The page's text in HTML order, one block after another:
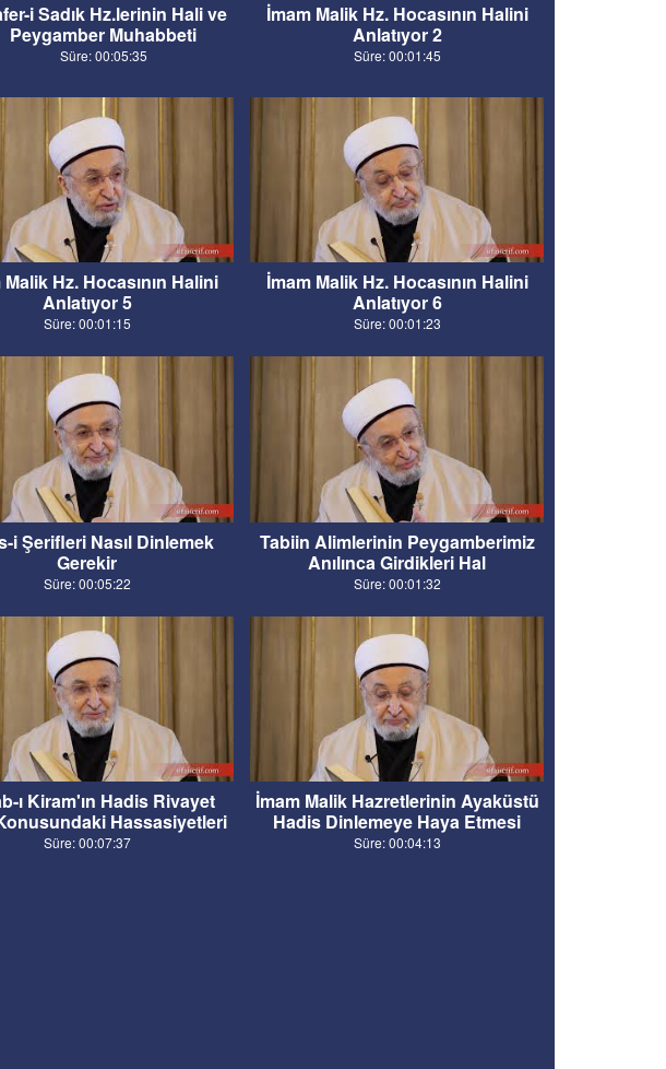
i Sadık Hz.lerinin Hali ve
Peygamber Muhabbeti
Süre: 00:05:35
İmam Malik Hz. Hocasının Halini
Anlatıyor 2
Süre: 00:01:45
Malik Hz. Hocasının Halini
Anlatıyor 5
Süre: 00:01:15
İmam Malik Hz. Hocasının Halini
Anlatıyor 6
Süre: 00:01:23
i Şerifleri Nasıl Dinlemek
Gerekir
Süre: 00:05:22
Tabiin Alimlerinin Peygamberimiz
Anılınca Girdikleri Hal
Süre: 00:01:32
ı Kiram'ın Hadis Rivayet
Hassasiyetleri
Süre: 00:07:37
İmam Malik Hazretlerinin Ayaküstü
Hadis Dinlemeye Haya Etmesi
Süre: 00:04:13